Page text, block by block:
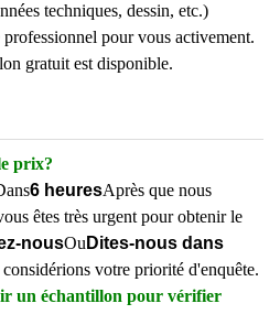
techniques, dessin, etc.)
pour vous activement.
gratuit est disponible.
prix?
6 heuresAprès que nous
êtes très urgent pour obtenir le
nousOu Dites-nous dans
votre priorité d'enquête.
un échantillon pour vérifier